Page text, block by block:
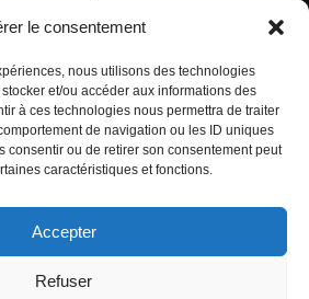
le consentement
nous utilisons des technologies
et/ou accéder aux informations des
à ces technologies nous permettra de traiter
de navigation ou les ID uniques
consentir ou de retirer son consentement peut
caractéristiques et fonctions.
Accepter
Refuser
des données personnelles
URBAN COMICS POUR LES